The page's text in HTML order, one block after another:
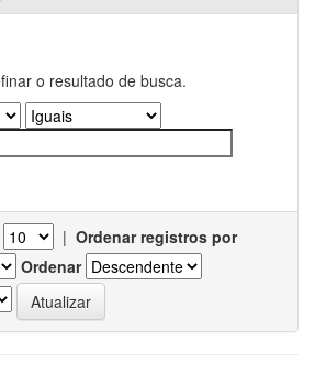
o resultado de busca.
| Ordenar registros por
Ordenar